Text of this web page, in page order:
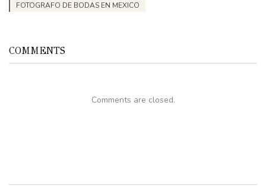
FOTOGRAFO DE BODAS EN MEXICO
COMMENTS
Comments are closed.